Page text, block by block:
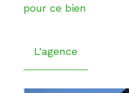
pour ce bien
L'agence